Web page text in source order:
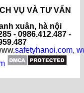
VỤ VÀ TƯ VẤN
xuân, hà nội
- 0986.412.487 -
safetyhanoi.com,